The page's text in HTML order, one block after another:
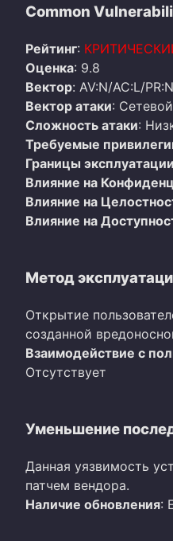
Common
Рейтинг:
Оценка: 9.8
Вектор: AV:N/AC:L/
Вектор атаки: Сетевой
Сложность атаки:
Требуемые
Границы эксплуатации
Влияние на
Влияние на
Влияние на
Метод
Открытие
созданной
Взаимодействие с
Отсутствует
Уменьшение
Данная уязвимость
патчем вендора.
Наличие обновления: